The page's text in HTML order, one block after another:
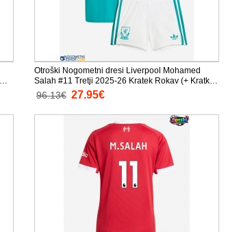
Otroški Nogometni dresi Liverpool Mohamed
Salah #11 Tretji 2025-26 Kratek Rokav (+ Kratke
hlače)
96.13€ 27.95€